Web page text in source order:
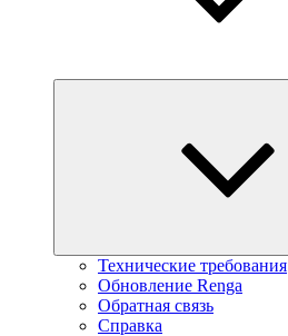
Технические требования
Обновление Renga
Обратная связь
Справка